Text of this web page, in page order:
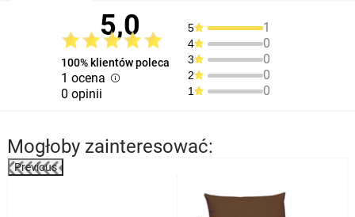
5,0
100% klientów poleca
1 ocena
0 opinii
5 1
4 0
3 0
2 0
1 0
Mogłoby zainteresować:
Previous